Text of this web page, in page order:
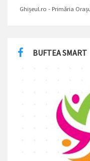
Ghișeul.ro - Primăria
BUFTEA SMART